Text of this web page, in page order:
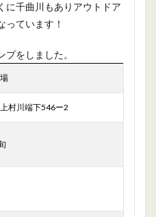
に千曲川もありアウトドア
っています！
をしました。
村川端下546ー2